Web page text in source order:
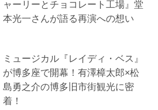
ャーリーとチョコレート工場』堂
本光一さんが語る再演への想い
ミュージカル『レイディ・ベス』
が博多座で開幕！有澤樟太郎×松
島勇之介の博多旧市街観光に密
着！